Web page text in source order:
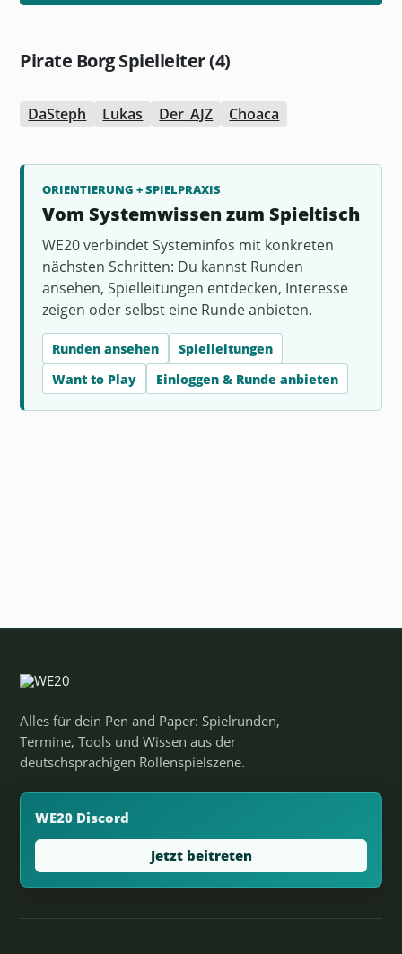
Pirate Borg Spielleiter (4)
DaSteph Lukas Der_AJZ Choaca
ORIENTIERUNG + SPIELPRAXIS
Vom Systemwissen zum Spieltisch
WE20 verbindet Systeminfos mit konkreten
nächsten Schritten: Du kannst Runden
ansehen, Spielleitungen entdecken, Interesse
zeigen oder selbst eine Runde anbieten.
Runden ansehen
Spielleitungen
Want to Play
Einloggen & Runde anbieten
Alles für dein Pen and Paper: Spielrunden,
Termine, Tools und Wissen aus der
deutschsprachigen Rollenspielszene.
WE20 Discord
Jetzt beitreten